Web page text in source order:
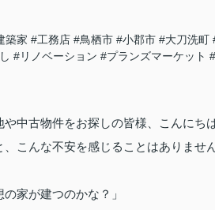
築家 #工務店 #鳥栖市 #小郡市 #大刀洗町
#リノベーション #プランズマーケット
中古物件をお探しの皆様、こんにち
こんな不安を感じることはありませ
家が建つのかな？」